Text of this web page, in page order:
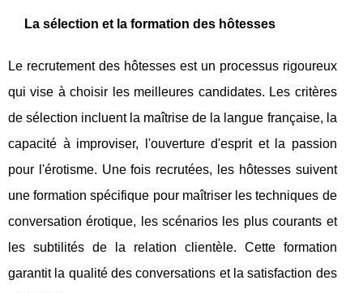
La sélection et la formation des hôtesses
Le recrutement des hôtesses est un processus rigoureux
qui vise à choisir les meilleures candidates. Les critères
de sélection incluent la maîtrise de la langue française, la
capacité à improviser, l'ouverture d'esprit et la passion
pour l'érotisme. Une fois recrutées, les hôtesses suivent
une formation spécifique pour maîtriser les techniques de
conversation érotique, les scénarios les plus courants et
les subtilités de la relation clientèle. Cette formation
garantit la qualité des conversations et la satisfaction des